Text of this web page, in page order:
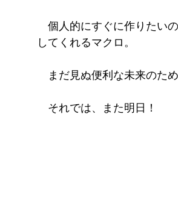
個人的にすぐに作りたい
してくれるマクロ。
まだ見ぬ便利な未来のた
それでは、また明日！